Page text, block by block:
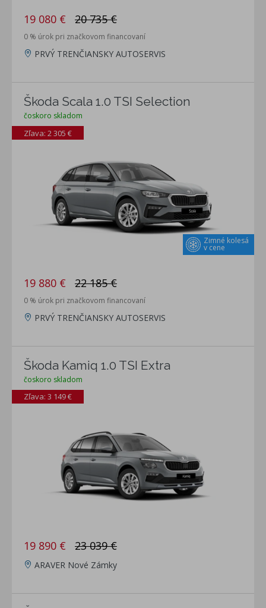
19 080 € 20 735 €
0 % úrok pri značkovom financovaní
PRVÝ TRENČIANSKY AUTOSERVIS
Škoda Scala 1.0 TSI Selection
čoskoro skladom
Zimné kolesá
v cene
Zľava: 2 305 €
19 880 € 22 185 €
0 % úrok pri značkovom financovaní
PRVÝ TRENČIANSKY AUTOSERVIS
Škoda Kamiq 1.0 TSI Extra
čoskoro skladom
Zľava: 3 149 €
19 890 € 23 039 €
ARAVER Nové Zámky